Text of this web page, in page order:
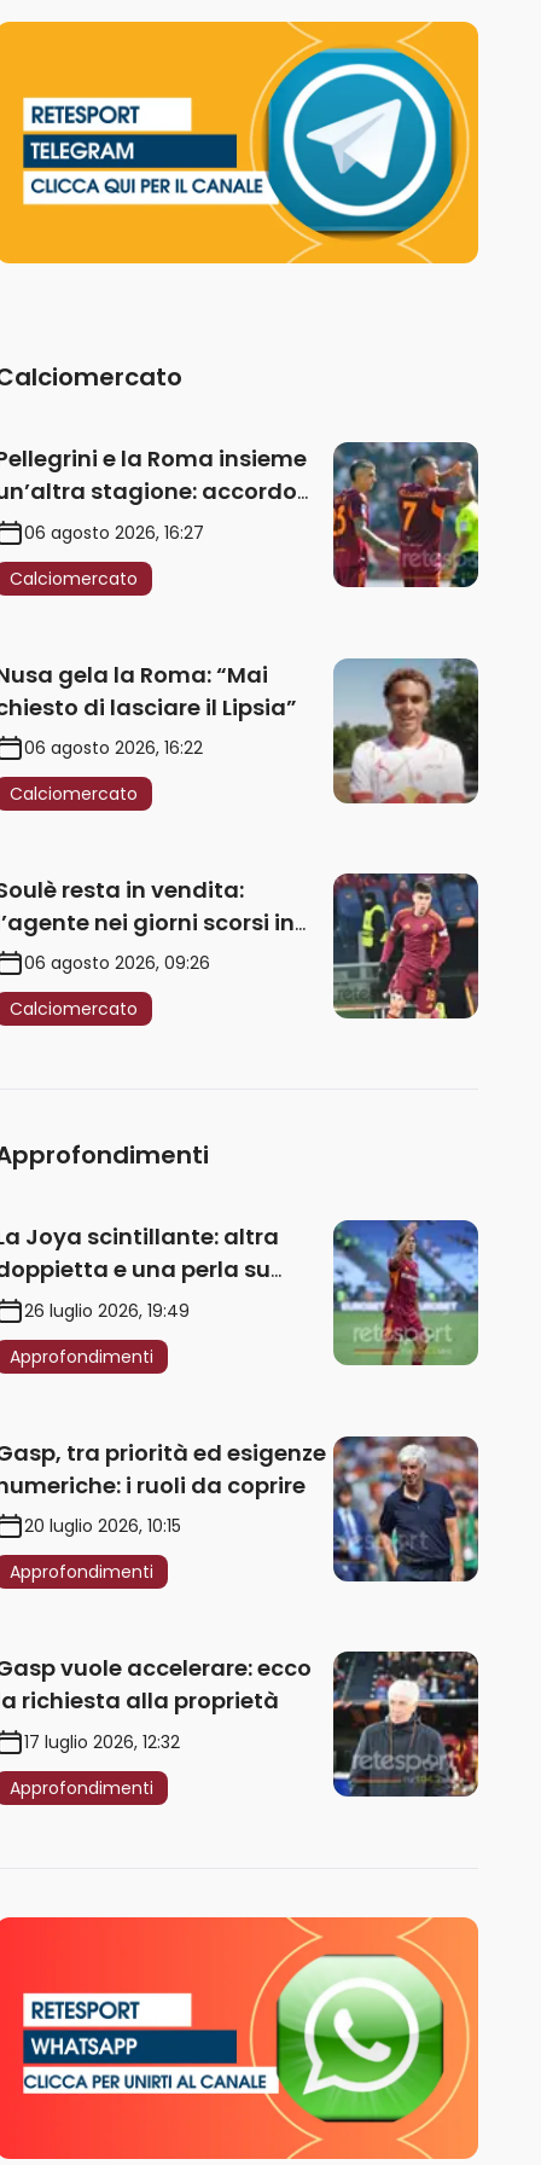
e la Roma insieme
stagione: accordo
rinnovo annuale
06 agosto 2026, 16:27
Calciomercato
gela la Roma: “Mai
di lasciare il Lipsia”
06 agosto 2026, 16:22
Calciomercato
resta in vendita:
nei giorni scorsi in
06 agosto 2026, 09:26
Calciomercato
Joya scintillante: altra
e una perla su
– VIDEO
26 luglio 2026, 19:49
Approfondimenti
tra priorità ed esigenze
i ruoli da coprire
20 luglio 2026, 10:15
Approfondimenti
vuole accelerare: ecco
richiesta alla proprietà
17 luglio 2026, 12:32
Approfondimenti